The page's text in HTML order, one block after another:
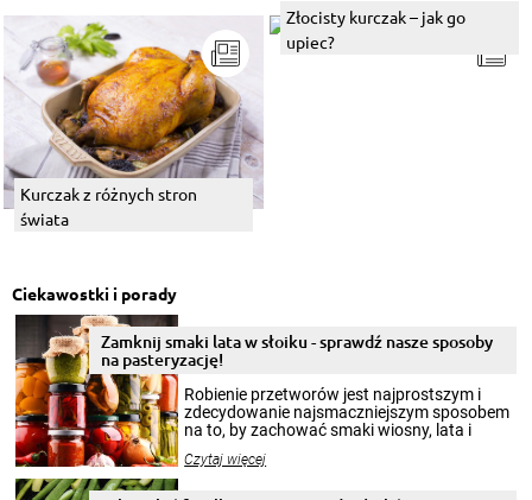
Kurczak z różnych stron
świata
Złocisty kurczak – jak go
upiec?
Ciekawostki i porady
Zamknij smaki lata w słoiku - sprawdź nasze sposoby
na pasteryzację!
Robienie przetworów jest najprostszym i
zdecydowanie najsmaczniejszym sposobem
na to, by zachować smaki wiosny, lata i
krajobrazów, by cieszyć nimi oko w sezonie
Czytaj więcej